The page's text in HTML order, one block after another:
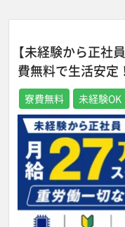
【未経験から正社
費無料で生活安定
寮費無料 未経験OK